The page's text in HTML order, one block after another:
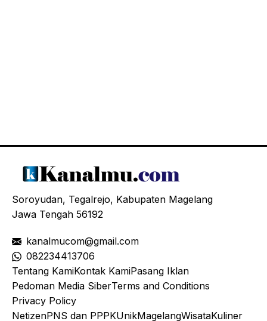
Soroyudan, Tegalrejo, Kabupaten Magelang
Jawa Tengah 56192
kanalmucom@gmail.com
082234413706
Tentang KamiKontak KamiPasang Iklan
Pedoman Media SiberTerms and Conditions
Privacy Policy
NetizenPNS dan PPPKUnikMagelangWisataKuliner